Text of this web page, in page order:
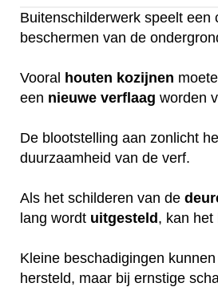
Buitenschilderwerk speelt een
beschermen van de
Vooral houten kozijnen
een nieuwe verflaag worden
De blootstelling aan zonlicht
duurzaamheid van de verf.
Als het schilderen van de
lang wordt uitgesteld, kan het
Kleine beschadigingen
hersteld, maar bij ernstige